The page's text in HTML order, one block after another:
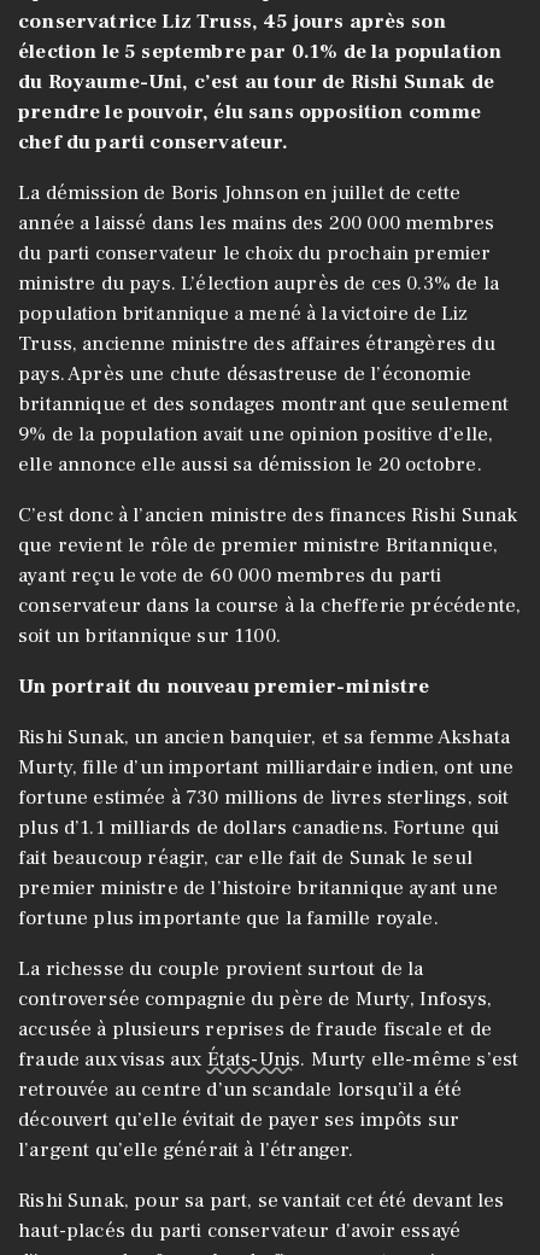
conservatrice Liz Truss, 45 jours après son
élection le 5 septembre par 0.1% de la population
du Royaume-Uni, c’est au tour de Rishi Sunak de
prendre le pouvoir, élu sans opposition comme
chef du parti conservateur.
La démission de Boris Johnson en juillet de cette
année a laissé dans les mains des 200 000 membres
du parti conservateur le choix du prochain premier
ministre du pays. L’élection auprès de ces 0.3% de la
population britannique a mené à la victoire de Liz
Truss, ancienne ministre des affaires étrangères du
pays. Après une chute désastreuse de l’économie
britannique et des sondages montrant que seulement
9% de la population avait une opinion positive d’elle,
elle annonce elle aussi sa démission le 20 octobre.
C’est donc à l’ancien ministre des finances Rishi Sunak
que revient le rôle de premier ministre Britannique,
ayant reçu le vote de 60 000 membres du parti
conservateur dans la course à la chefferie précédente,
soit un britannique sur 1100.
Un portrait du nouveau premier-ministre
Rishi Sunak, un ancien banquier, et sa femme Akshata
Murty, fille d’un important milliardaire indien, ont une
fortune estimée à 730 millions de livres sterlings, soit
plus d’1.1 milliards de dollars canadiens. Fortune qui
fait beaucoup réagir, car elle fait de Sunak le seul
premier ministre de l’histoire britannique ayant une
fortune plus importante que la famille royale.
La richesse du couple provient surtout de la
controversée compagnie du père de Murty, Infosys,
accusée à plusieurs reprises de fraude fiscale et de
fraude aux visas auxÉtats-Unis. Murty elle-même s’est
retrouvée au centre d’un scandale lorsqu’il a été
découvert qu’elle évitait de payer ses impôts sur
l’argent qu’elle générait à l’étranger.
Rishi Sunak, pour sa part, se vantait cet été devant les
haut-placés du parti conservateur d’avoir essayé